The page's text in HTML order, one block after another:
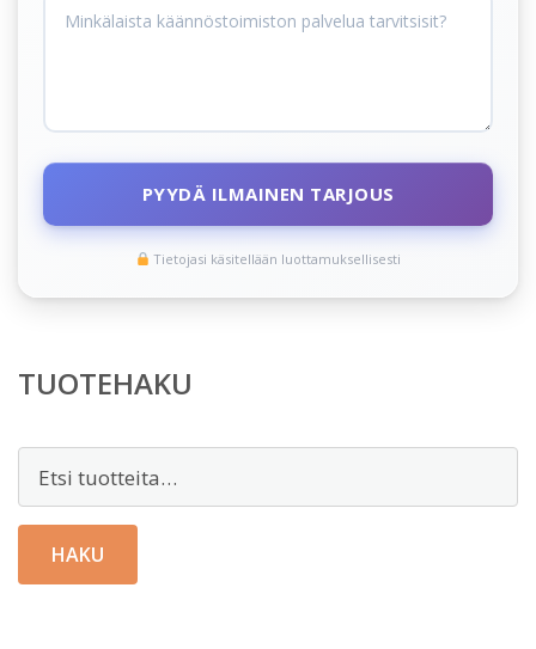
PYYDÄ ILMAINEN TARJOUS
Tietojasi käsitellään luottamuksellisesti
TUOTEHAKU
HAKU